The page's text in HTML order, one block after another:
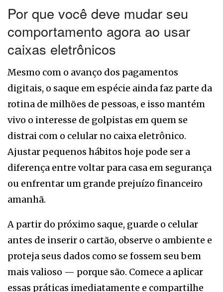
Por que você deve mudar seu
comportamento agora ao usar
caixas eletrônicos
Mesmo com o avanço dos pagamentos
digitais, o saque em espécie ainda faz parte da
rotina de milhões de pessoas, e isso mantém
vivo o interesse de golpistas em quem se
distrai com o celular no caixa eletrônico.
Ajustar pequenos hábitos hoje pode ser a
diferença entre voltar para casa em segurança
ou enfrentar um grande prejuízo financeiro
amanhã.
A partir do próximo saque, guarde o celular
antes de inserir o cartão, observe o ambiente e
proteja seus dados como se fossem seu bem
mais valioso — porque são. Comece a aplicar
essas práticas imediatamente e compartilhe